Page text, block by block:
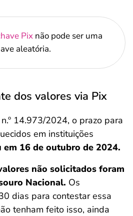
Pixnão pode ser uma
aleatória.
dos valores via Pix
14.973/2024, o prazo para
em instituições
em 16 de outubro de 2024.
não solicitados foram
Nacional. Os
dias para contestar essa
tenham feito isso, ainda